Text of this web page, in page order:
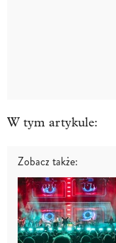
W tym artykule:
Zobacz także: